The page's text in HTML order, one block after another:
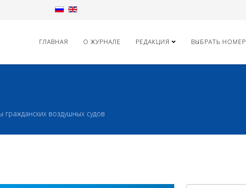
ГЛАВНАЯ О ЖУРНАЛЕ РЕДАКЦИЯ ВЫБРАТЬ НОМЕР
воздушных судов